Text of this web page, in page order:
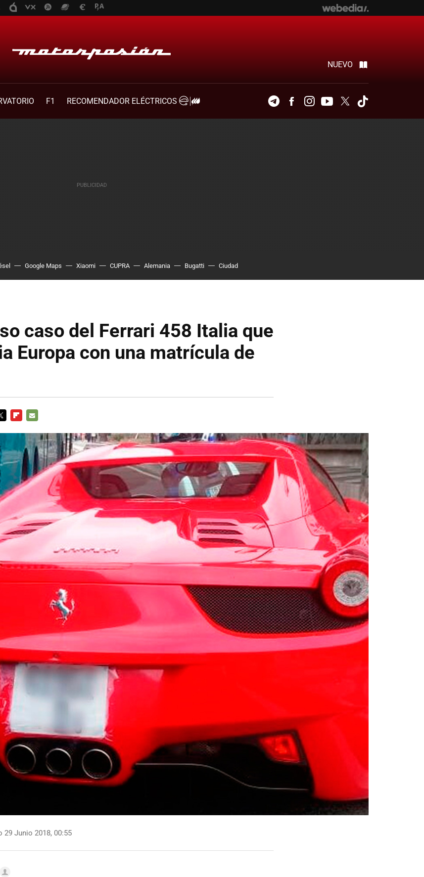
NUEVO
F1
RECOMENDADOR ELÉCTRICOS
TelegramFacebookInstagramYoutubeTwitter
Google Maps Xiaomi CUPRA Alemania Bugatti Ciudad
caso del Ferrari 458 Italia que
Europa con una matrícula de
MAIL
29 Junio 2018, 00:55